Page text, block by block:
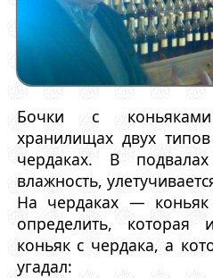
Бочки с
хранилищах двух
чердаках. В
влажность,
На чердаках — коньяк
определить,
коньяк с чердака, а
угадал: